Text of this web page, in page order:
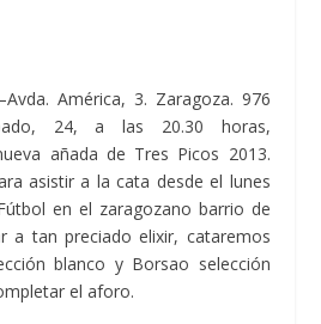
–Avda. América, 3. Zaragoza. 976
24, a las 20.30 horas,
añada de Tres Picos 2013.
asistir a la cata desde el lunes
en el zaragozano barrio de
a tan preciado elixir, cataremos
blanco y Borsao selección
el aforo.